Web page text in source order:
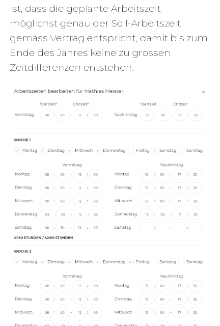
ist, dass die geplante Arbeitszeit
möglichst genau der Soll-Arbeitszeit
gemäss Vertrag entspricht, damit bis zum
Ende des Jahres keine zu grossen
Zeitdifferenzen entstehen.